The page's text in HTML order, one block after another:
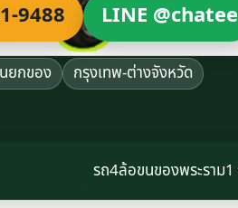
9488 LINE @chatee
ยกของ กรุงเทพ-ต่างจังหวัด
รถ4ล้อขนของพระราม1